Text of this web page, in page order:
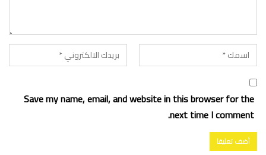
Save my name, email, and website in this browser for the
next time I comment.